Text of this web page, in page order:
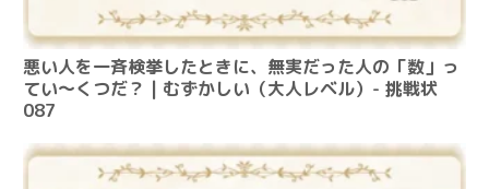
悪い人を一斉検挙したときに、無実だった人の「数」っ
てい～くつだ？ | むずかしい（大人レベル）- 挑戦状
087